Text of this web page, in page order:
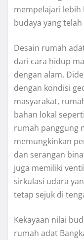
mempelajari
budaya yang
Desain rumah
dari cara hidup
dengan alam.
dengan kondisi
masyarakat,
bahan lokal
rumah panggung
memungkinkan
dan serangan
juga memiliki
sirkulasi udara
tetap sejuk di
Kekayaan nilai
rumah adat